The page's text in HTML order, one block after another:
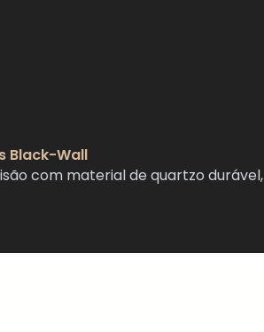
Black-Wall
com material de quartzo durável,